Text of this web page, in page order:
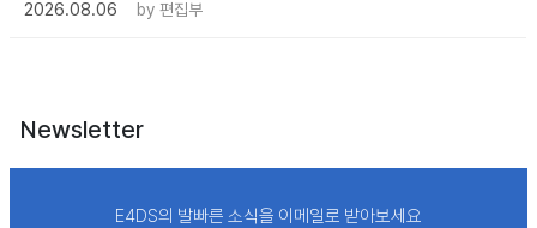
2026.08.06 by 편집부
Newsletter
E4DS의 발빠른 소식을 이메일로 받아보세요